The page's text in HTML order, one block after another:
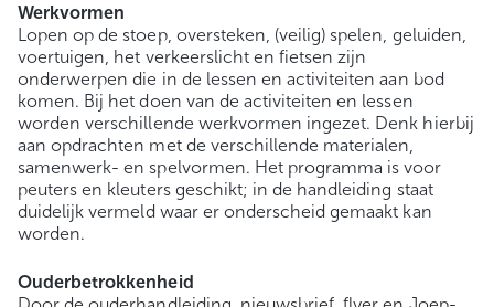
Werkvormen
Lopen op de stoep, oversteken, (veilig) spelen, geluiden,
voertuigen, het verkeerslicht en fietsen zijn
onderwerpen die in de lessen en activiteiten aan bod
komen. Bij het doen van de activiteiten en lessen
worden verschillende werkvormen ingezet. Denk hierbij
aan opdrachten met de verschillende materialen,
samenwerk- en spelvormen. Het programma is voor
peuters en kleuters geschikt; in de handleiding staat
duidelijk vermeld waar er onderscheid gemaakt kan
worden.
Ouderbetrokkenheid